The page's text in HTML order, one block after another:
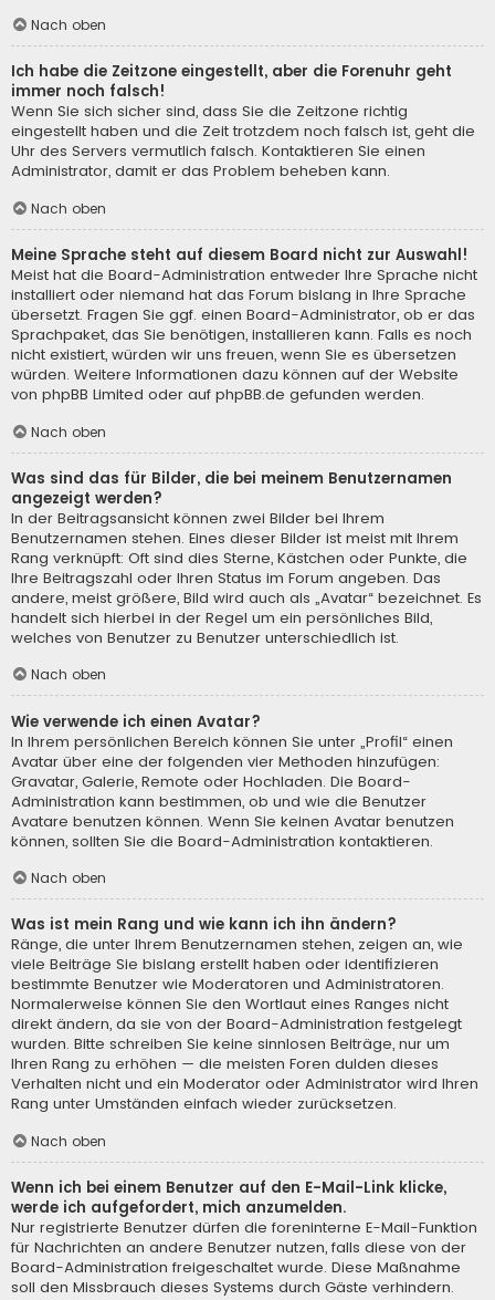
Nach oben
Ich habe die Zeitzone eingestellt, aber die Forenuhr geht
immer noch falsch!
Wenn Sie sich sicher sind, dass Sie die Zeitzone richtig
eingestellt haben und die Zeit trotzdem noch falsch ist, geht die
Uhr des Servers vermutlich falsch. Kontaktieren Sie einen
Administrator, damit er das Problem beheben kann.
Nach oben
Meine Sprache steht auf diesem Board nicht zur Auswahl!
Meist hat die Board-Administration entweder Ihre Sprache nicht
installiert oder niemand hat das Forum bislang in Ihre Sprache
übersetzt. Fragen Sie ggf. einen Board-Administrator, ob er das
Sprachpaket, das Sie benötigen, installieren kann. Falls es noch
nicht existiert, würden wir uns freuen, wenn Sie es übersetzen
würden. Weitere Informationen dazu können auf der Website
von phpBB Limited oder auf phpBB.de gefunden werden.
Nach oben
Was sind das für Bilder, die bei meinem Benutzernamen
angezeigt werden?
In der Beitragsansicht können zwei Bilder bei Ihrem
Benutzernamen stehen. Eines dieser Bilder ist meist mit Ihrem
Rang verknüpft: Oft sind dies Sterne, Kästchen oder Punkte, die
Ihre Beitragszahl oder Ihren Status im Forum angeben. Das
andere, meist größere, Bild wird auch als „Avatar“ bezeichnet. Es
handelt sich hierbei in der Regel um ein persönliches Bild,
welches von Benutzer zu Benutzer unterschiedlich ist.
Nach oben
Wie verwende ich einen Avatar?
In Ihrem persönlichen Bereich können Sie unter „Profil“ einen
Avatar über eine der folgenden vier Methoden hinzufügen:
Gravatar, Galerie, Remote oder Hochladen. Die Board-
Administration kann bestimmen, ob und wie die Benutzer
Avatare benutzen können. Wenn Sie keinen Avatar benutzen
können, sollten Sie die Board-Administration kontaktieren.
Nach oben
Was ist mein Rang und wie kann ich ihn ändern?
Ränge, die unter Ihrem Benutzernamen stehen, zeigen an, wie
viele Beiträge Sie bislang erstellt haben oder identifizieren
bestimmte Benutzer wie Moderatoren und Administratoren.
Normalerweise können Sie den Wortlaut eines Ranges nicht
direkt ändern, da sie von der Board-Administration festgelegt
wurden. Bitte schreiben Sie keine sinnlosen Beiträge, nur um
Ihren Rang zu erhöhen — die meisten Foren dulden dieses
Verhalten nicht und ein Moderator oder Administrator wird Ihren
Rang unter Umständen einfach wieder zurücksetzen.
Nach oben
Wenn ich bei einem Benutzer auf den E-Mail-Link klicke,
werde ich aufgefordert, mich anzumelden.
Nur registrierte Benutzer dürfen die foreninterne E-Mail-Funktion
für Nachrichten an andere Benutzer nutzen, falls diese von der
Board-Administration freigeschaltet wurde. Diese Maßnahme
soll den Missbrauch dieses Systems durch Gäste verhindern.